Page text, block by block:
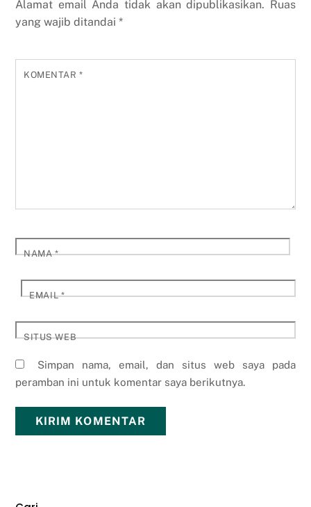
Alamat email Anda tidak akan dipublikasikan. Ruas
yang wajib ditandai*
KOMENTAR*
NAMA*
EMAIL*
SITUS WEB
Simpan nama, email, dan situs web saya pada
peramban ini untuk komentar saya berikutnya.